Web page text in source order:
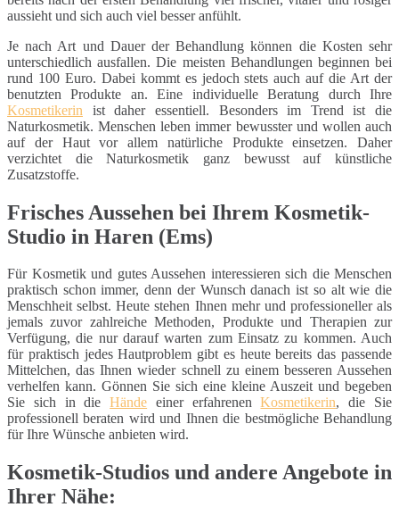
aussieht und sich auch viel besser anfühlt.
Je nach Art und Dauer der Behandlung können die Kosten sehr
unterschiedlich ausfallen. Die meisten Behandlungen beginnen bei
rund 100 Euro. Dabei kommt es jedoch stets auch auf die Art der
benutzten Produkte an. Eine individuelle Beratung durch Ihre
Kosmetikerin ist daher essentiell. Besonders im Trend ist die
Naturkosmetik. Menschen leben immer bewusster und wollen auch
auf der Haut vor allem natürliche Produkte einsetzen. Daher
verzichtet die Naturkosmetik ganz bewusst auf künstliche
Zusatzstoffe.
Frisches Aussehen bei Ihrem Kosmetik-
Studio in Haren (Ems)
Für Kosmetik und gutes Aussehen interessieren sich die Menschen
praktisch schon immer, denn der Wunsch danach ist so alt wie die
Menschheit selbst. Heute stehen Ihnen mehr und professioneller als
jemals zuvor zahlreiche Methoden, Produkte und Therapien zur
Verfügung, die nur darauf warten zum Einsatz zu kommen. Auch
für praktisch jedes Hautproblem gibt es heute bereits das passende
Mittelchen, das Ihnen wieder schnell zu einem besseren Aussehen
verhelfen kann. Gönnen Sie sich eine kleine Auszeit und begeben
Sie sich in dieHände einer erfahrenenKosmetikerin, die Sie
professionell beraten wird und Ihnen die bestmögliche Behandlung
für Ihre Wünsche anbieten wird.
Kosmetik-Studios und andere Angebote in
Ihrer Nähe: